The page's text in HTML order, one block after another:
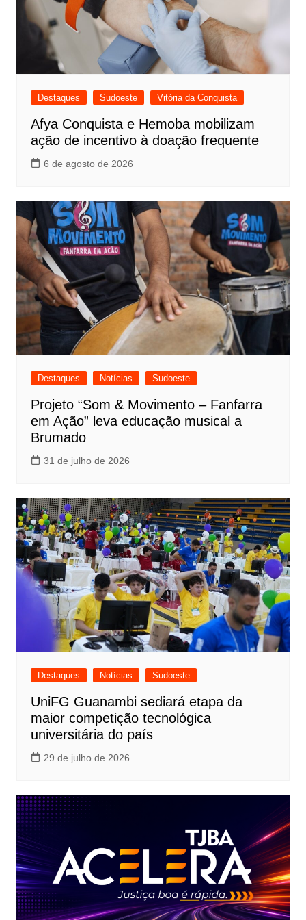
Destaques Sudoeste Vitória da Conquista
Afya Conquista e Hemoba mobilizam
ação de incentivo à doação frequente
6 de agosto de 2026
Destaques Notícias Sudoeste
Projeto “Som & Movimento – Fanfarra
em Ação” leva educação musical a
Brumado
31 de julho de 2026
Destaques Notícias Sudoeste
UniFG Guanambi sediará etapa da
maior competição tecnológica
universitária do país
29 de julho de 2026